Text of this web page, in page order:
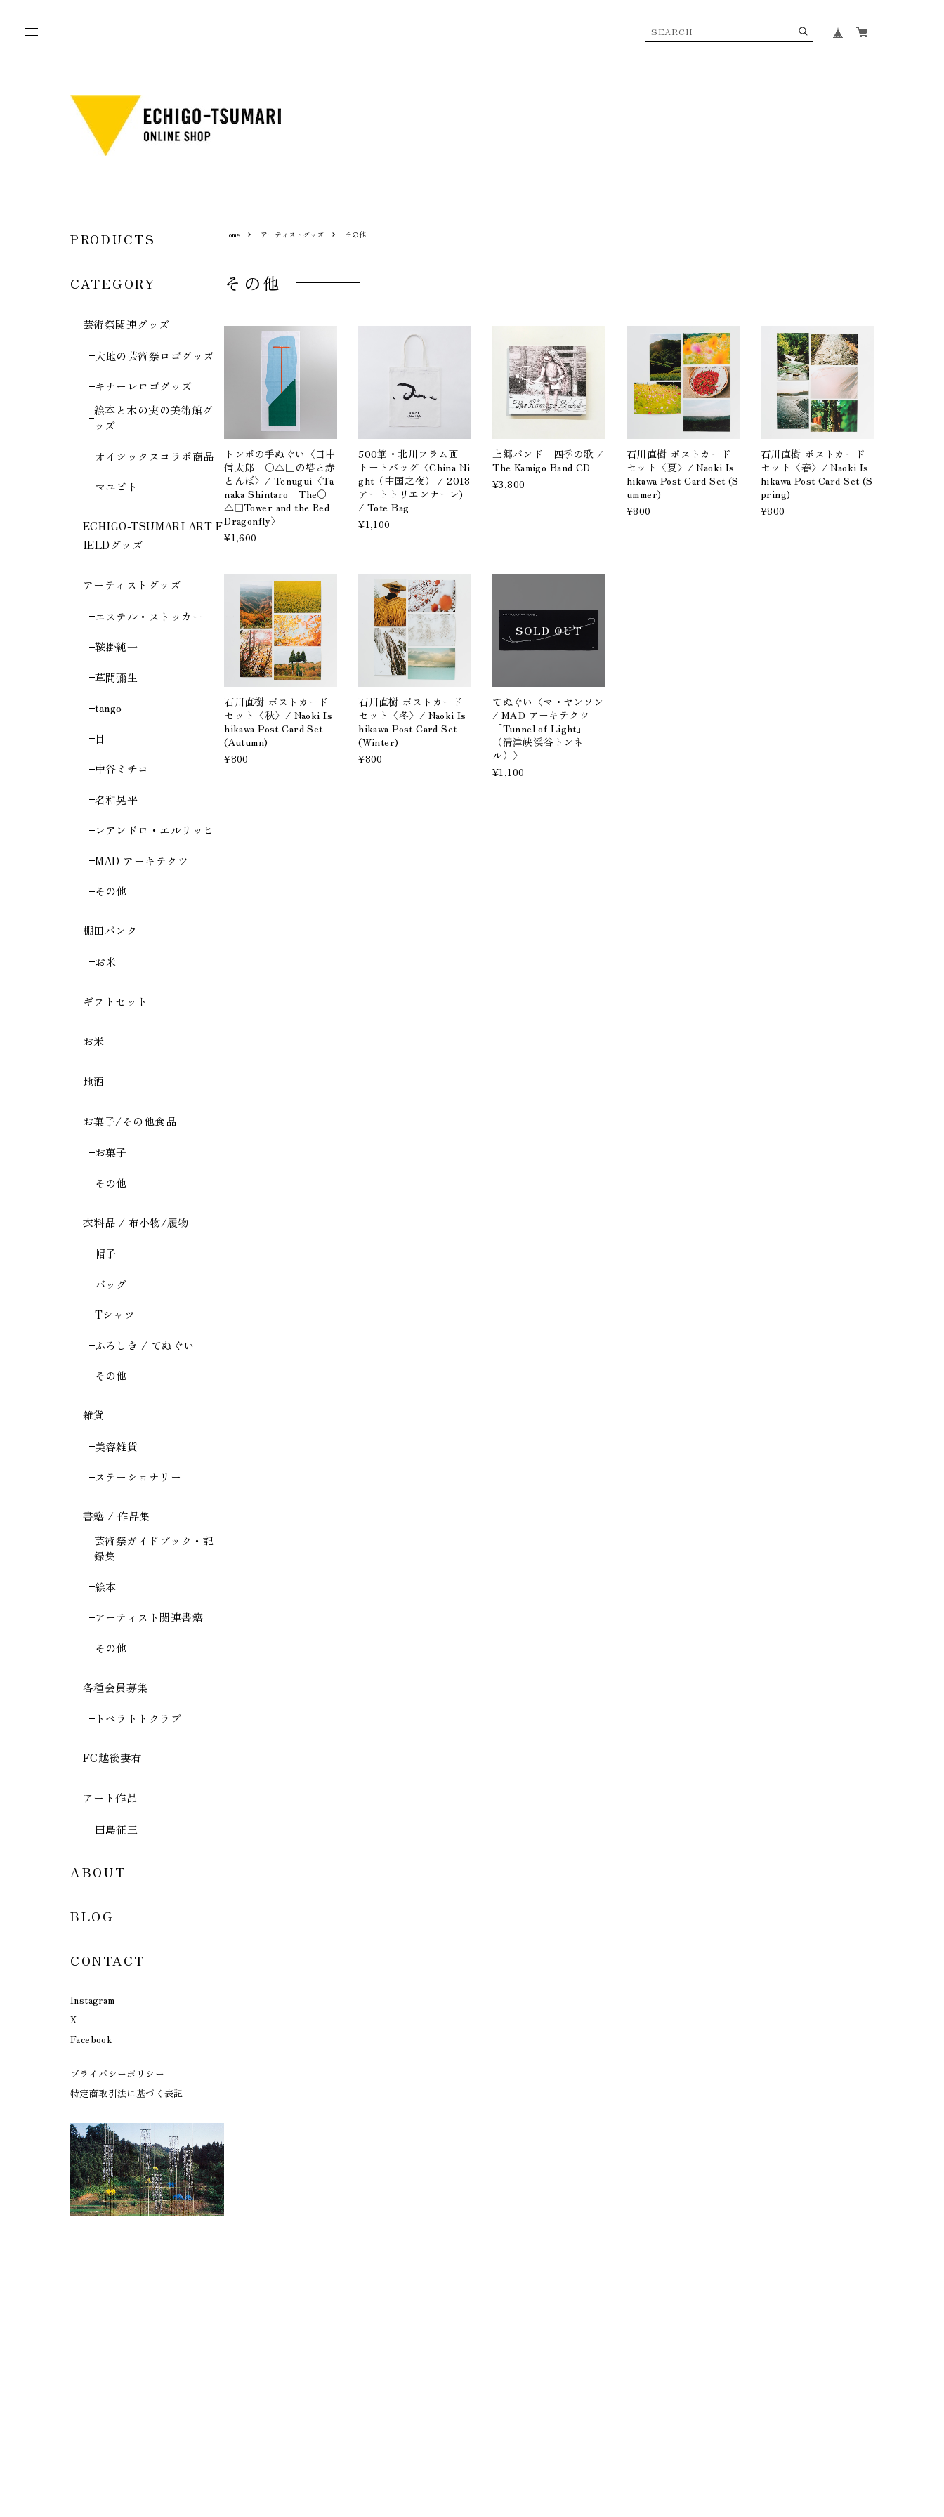
PRODUCTS
CATEGORY
芸術祭関連グッズ
大地の芸術祭ロゴグッズ
キナーレロゴグッズ
絵本と木の実の美術館グ
ッズ
オイシックスコラボ商品
マユビト
ECHIGO-TSUMARI ART F
IELDグッズ
アーティストグッズ
エステル・ストッカー
鞍掛純一
草間彌生
tango
目
中谷ミチコ
名和晃平
レアンドロ・エルリッヒ
MAD アーキテクツ
その他
棚田バンク
お米
ギフトセット
お米
地酒
お菓子/その他食品
お菓子
その他
衣料品 / 布小物/履物
帽子
バッグ
Tシャツ
ふろしき / てぬぐい
その他
雑貨
美容雑貨
ステーショナリー
書籍 / 作品集
芸術祭ガイドブック・記
録集
絵本
アーティスト関連書籍
その他
各種会員募集
トペラトトクラブ
FC越後妻有
アート作品
田島征三
ABOUT
BLOG
CONTACT
Instagram
X
Facebook
プライバシーポリシー
特定商取引法に基づく表記
Home アーティストグッズ その他
その他
トンボの手ぬぐい〈田中
信太郎 〇△□の塔と赤
とんぼ〉/ Tenugui〈Ta
naka Shintaro The〇
△❑Tower and the Red
Dragonfly〉
¥1,600
500筆・北川フラム画
トートバッグ〈China Ni
ght（中国之夜） / 2018
アートトリエンナーレ)
/ Tote Bag
¥1,100
上郷バンド−四季の歌 /
The Kamigo Band CD
¥3,800
石川直樹 ポストカード
セット〈夏〉/ Naoki Is
hikawa Post Card Set (S
ummer)
¥800
石川直樹 ポストカード
セット〈春〉/ Naoki Is
hikawa Post Card Set (S
pring)
¥800
石川直樹 ポストカード
セット〈秋〉/ Naoki Is
hikawa Post Card Set
(Autumn)
¥800
石川直樹 ポストカード
セット〈冬〉/ Naoki Is
hikawa Post Card Set
(Winter)
¥800
SOLD OUT
てぬぐい〈マ・ヤンソン
/ MAD アーキテクツ
「Tunnel of Light」
（清津峡渓谷トンネ
ル）〉
¥1,100